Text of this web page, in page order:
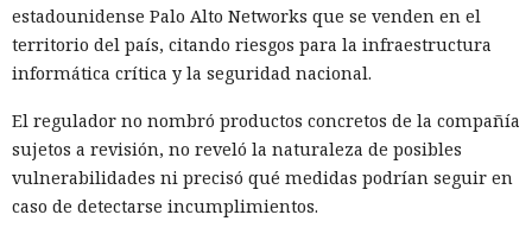
estadounidense Palo Alto Networks que se venden en el
territorio del país, citando riesgos para la infraestructura
informática crítica y la seguridad nacional.
El regulador no nombró productos concretos de la compañía
sujetos a revisión, no reveló la naturaleza de posibles
vulnerabilidades ni precisó qué medidas podrían seguir en
caso de detectarse incumplimientos.